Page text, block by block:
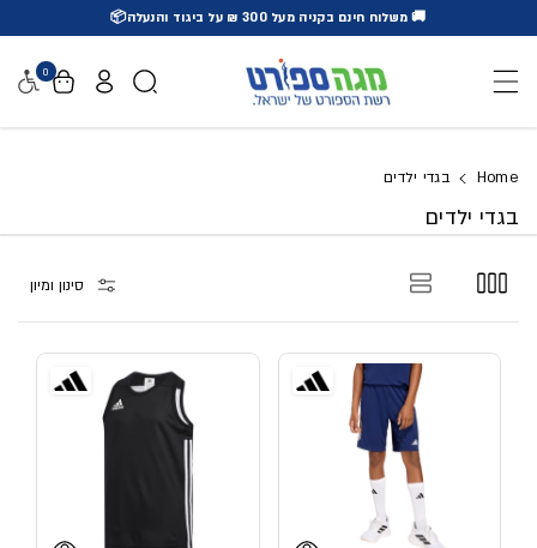
🚚 משלוח חינם בקניה מעל 300 ₪ על ביגוד והנעלה📦
0
Home בגדי ילדים
בגדי ילדים
סינון ומיון